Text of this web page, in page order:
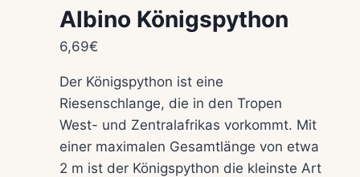
Albino Königspython
6,69€
Der Königspython ist eine
Riesenschlange, die in den Tropen
West- und Zentralafrikas vorkommt. Mit
einer maximalen Gesamtlänge von etwa
2 m ist der Königspython die kleinste Art